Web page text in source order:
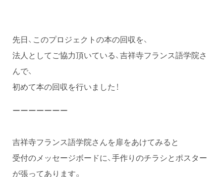
先日、このプロジェクトの本の回収を、
法人としてご協力頂いている、吉祥寺フランス語学院さ
んで、
初めて本の回収を行いました！
ーーーーーーー
吉祥寺フランス語学院さんを扉をあけてみると
受付のメッセージボードに、手作りのチラシとポスター
が張ってあります。